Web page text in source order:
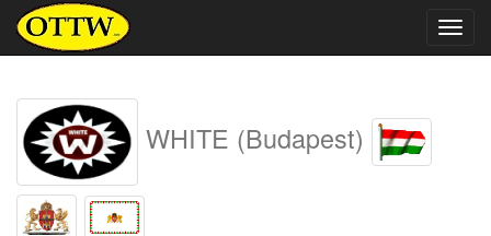
WHITE (Budapest)